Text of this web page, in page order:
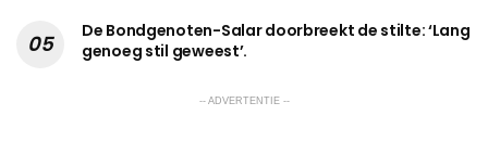
De Bondgenoten-Salar doorbreekt de stilte: ‘Lang
genoeg stil geweest’.
-- ADVERTENTIE --